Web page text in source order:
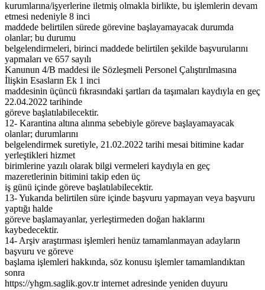
kurumlarına/işyerlerine iletmiş olmakla birlikte, bu işlemlerin devam
etmesi nedeniyle 8 inci
maddede belirtilen sürede görevine başlayamayacak durumda
olanlar; bu durumu
belgelendirmeleri, birinci maddede belirtilen şekilde başvurularını
yapmaları ve 657 sayılı
Kanunun 4/B maddesi ile Sözleşmeli Personel Çalıştırılmasına
İlişkin Esasların Ek 1 inci
maddesinin üçüncü fıkrasındaki şartları da taşımaları kaydıyla en geç
22.04.2022 tarihinde
göreve başlatılabilecektir.
12- Karantina altına alınma sebebiyle göreve başlayamayacak
olanlar; durumlarını
belgelendirmek suretiyle, 21.02.2022 tarihi mesai bitimine kadar
yerleştikleri hizmet
birimlerine yazılı olarak bilgi vermeleri kaydıyla en geç
mazeretlerinin bitimini takip eden üç
iş günü içinde göreve başlatılabilecektir.
13- Yukarıda belirtilen süre içinde başvuru yapmayan veya başvuru
yaptığı halde
göreve başlamayanlar, yerleştirmeden doğan haklarını
kaybedecektir.
14- Arşiv araştırması işlemleri henüz tamamlanmayan adayların
başvuru ve göreve
başlama işlemleri hakkında, söz konusu işlemler tamamlandıktan
sonra
https://yhgm.saglik.gov.tr internet adresinde yeniden duyuru